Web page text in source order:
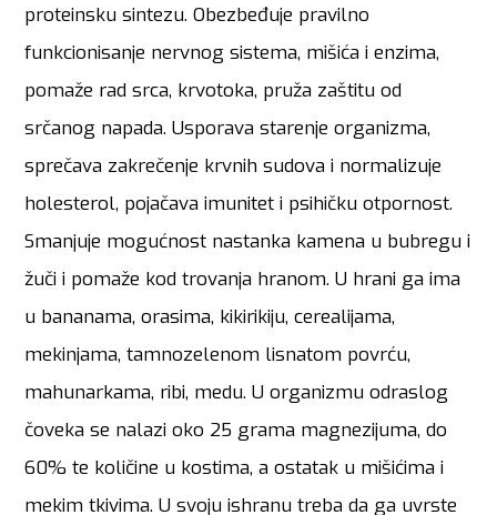
proteinsku sintezu. Obezbeđuje pravilno
funkcionisanje nervnog sistema, mišića i enzima,
pomaže rad srca, krvotoka, pruža zaštitu od
srčanog napada. Usporava starenje organizma,
sprečava zakrečenje krvnih sudova i normalizuje
holesterol, pojačava imunitet i psihičku otpornost.
Smanjuje mogućnost nastanka kamena u bubregu i
žuči i pomaže kod trovanja hranom. U hrani ga ima
u bananama, orasima, kikirikiju, cerealijama,
mekinjama, tamnozelenom lisnatom povrću,
mahunarkama, ribi, medu. U organizmu odraslog
čoveka se nalazi oko 25 grama magnezijuma, do
60% te količine u kostima, a ostatak u mišićima i
mekim tkivima. U svoju ishranu treba da ga uvrste